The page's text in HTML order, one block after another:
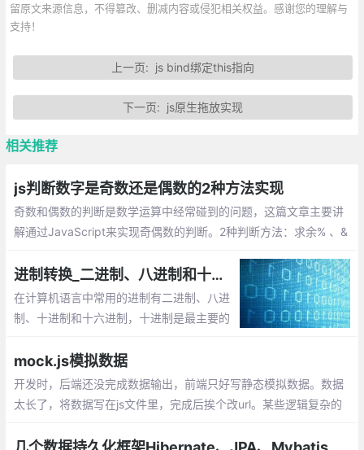
留原文来源信息，不得篡改、删减内容或侵犯相关权益。感谢您的理解与
支持！
上一页: js bind绑定this指向
下一页: js原生拖放实现
相关推荐
js判断数字是奇数还是偶数的2种方法实现
奇数和偶数的判断是数学运算中经常碰到的问题，这篇文章主要讲
解通过JavaScript来实现奇偶数的判断。2种判断方法：求余% 、&
进制转换_二进制、八进制和十六进制数之间的转换
在计算机语言中常用的进制有二进制、八进
制、十进制和十六进制，十进制是最主要的
基数和运算规则。
mock.js模拟数据
开发时，后端还没完成数据输出，前端只好写静态模拟数据。数据
太长了，将数据写在js文件里，完成后挨个改url。某些逻辑复杂的
数据，要么编写更多代码，要么手动修改模拟数据